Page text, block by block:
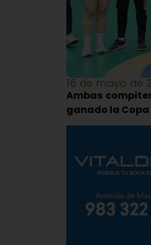
16 de mayo de
Ambas
ganado la Copa